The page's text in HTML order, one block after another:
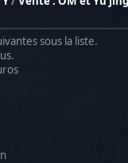
sous la liste.